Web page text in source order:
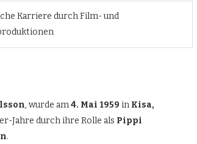
Karriere durch Film- und
, wurde am4. Mai 1959 in Kisa,
Jahre durch ihre Rolle als Pippi
.